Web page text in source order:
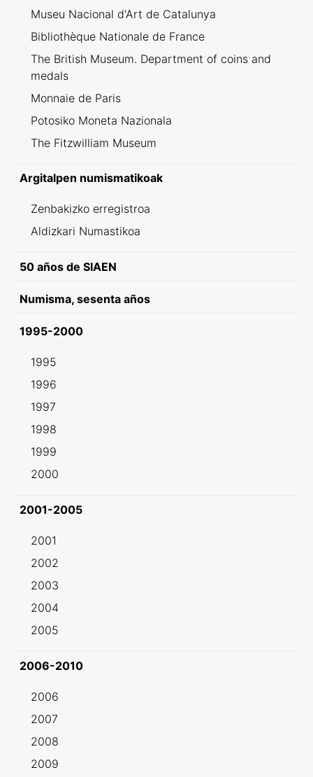
Museu Nacional d'Art de Catalunya
Bibliothèque Nationale de France
The British Museum. Department of coins and
medals
Monnaie de Paris
Potosiko Moneta Nazionala
The Fitzwilliam Museum
Argitalpen numismatikoak
Zenbakizko erregistroa
Aldizkari Numastikoa
50 años de SIAEN
Numisma, sesenta años
1995-2000
1995
1996
1997
1998
1999
2000
2001-2005
2001
2002
2003
2004
2005
2006-2010
2006
2007
2008
2009